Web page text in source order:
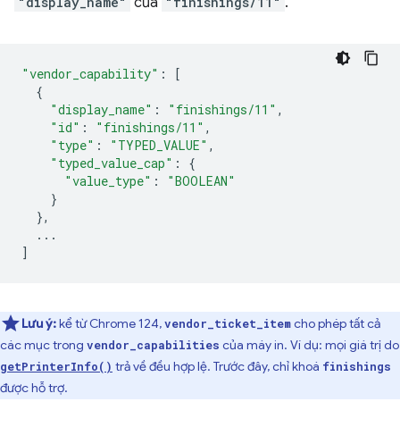
"vendor_capability" :
[
{
"display_name" : "finishings/11" ,
"id" : "finishings/11" ,
"type" : "TYPED_VALUE" ,
"typed_value_cap" :
{
"value_type" :
"BOOLEAN"
}
},
...
]
Lưu ý:kể từ Chrome 124,vendor_ticket_itemcho phép tất cả
các mục trong vendor_capabilities của máy in. Ví dụ: mọi giá trị do
getPrinterInfo() trả về đều hợp lệ. Trước đây, chỉ khoá finishings
được hỗ trợ.